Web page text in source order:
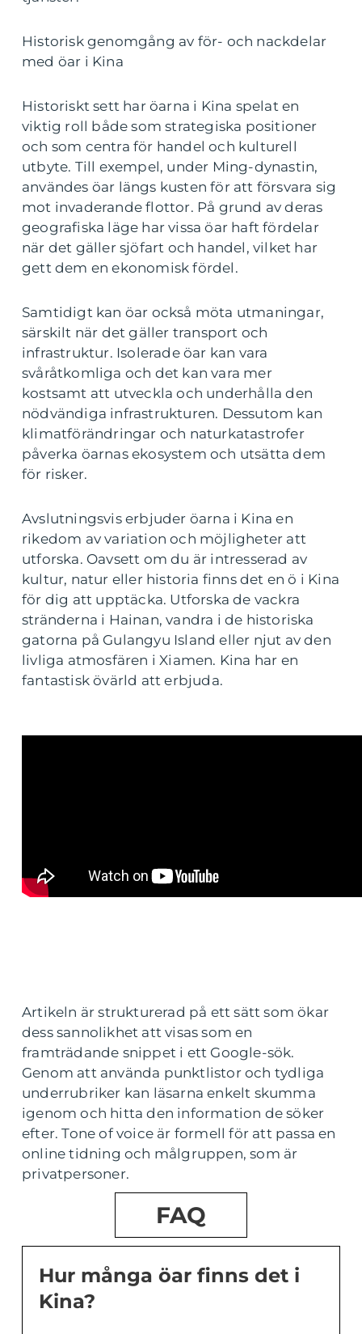
Historisk genomgång av för- och nackdelar
med öar i Kina
Historiskt sett har öarna i Kina spelat en
viktig roll både som strategiska positioner
och som centra för handel och kulturell
utbyte. Till exempel, under Ming-dynastin,
användes öar längs kusten för att försvara sig
mot invaderande flottor. På grund av deras
geografiska läge har vissa öar haft fördelar
när det gäller sjöfart och handel, vilket har
gett dem en ekonomisk fördel.
Samtidigt kan öar också möta utmaningar,
särskilt när det gäller transport och
infrastruktur. Isolerade öar kan vara
svåråtkomliga och det kan vara mer
kostsamt att utveckla och underhålla den
nödvändiga infrastrukturen. Dessutom kan
klimatförändringar och naturkatastrofer
påverka öarnas ekosystem och utsätta dem
för risker.
Avslutningsvis erbjuder öarna i Kina en
rikedom av variation och möjligheter att
utforska. Oavsett om du är intresserad av
kultur, natur eller historia finns det en ö i Kina
för dig att upptäcka. Utforska de vackra
stränderna i Hainan, vandra i de historiska
gatorna på Gulangyu Island eller njut av den
livliga atmosfären i Xiamen. Kina har en
fantastisk övärld att erbjuda.
Artikeln är strukturerad på ett sätt som ökar
dess sannolikhet att visas som en
framträdande snippet i ett Google-sök.
Genom att använda punktlistor och tydliga
underrubriker kan läsarna enkelt skumma
igenom och hitta den information de söker
efter. Tone of voice är formell för att passa en
online tidning och målgruppen, som är
privatpersoner.
FAQ
Hur många öar finns det i
Kina?